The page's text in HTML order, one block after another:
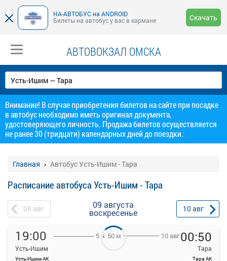
НА-АВТОБУС на ANDROID
Билеты на автобус у вас в кармане
Скачать
АВТОВОКЗАЛ ОМСКА
Внимание! В случае приобретения билетов на сайте при посадке
в автобус необходимо иметь оригинал документа,
удостоверяющего личность. Продажа билетов осуществляется
не ранее 30 (тридцати) календарных дней до поездки.
Главная Автобус Усть-Ишим - Тара
Расписание автобуса Усть-Ишим - Тара
08 авг 09 августа
воскресенье 10авг
19:00
Усть-Ишим
Усть-Ишим АК
5 ч. 50 м 10 авг00:50
Тара
Тара АК